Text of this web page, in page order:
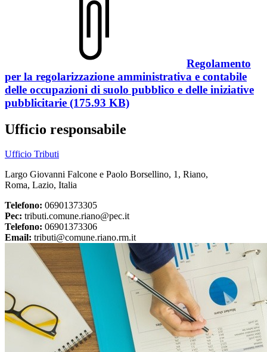
Regolamento
per la regolarizzazione amministrativa e contabile
delle occupazioni di suolo pubblico e delle iniziative
pubblicitarie (175.93 KB)
Ufficio responsabile
Ufficio Tributi
Largo Giovanni Falcone e Paolo Borsellino, 1, Riano,
Roma, Lazio, Italia
Telefono: 06901373305
Pec: tributi.comune.riano@pec.it
Telefono: 06901373306
Email: tributi@comune.riano.rm.it